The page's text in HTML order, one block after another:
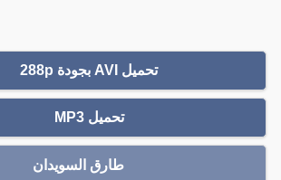
تحميل AVI بجودة 288p
تحميل MP3
طارق السويدان